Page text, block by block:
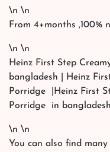
\n \n
From 4+months
\n \n
Heinz First Step
bangladesh | Heinz
Porridge |Heinz First
Porridge in
\n \n
You can also find